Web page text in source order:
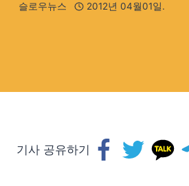
슬로우뉴스 2012년 04월01일.
기사 공유하기